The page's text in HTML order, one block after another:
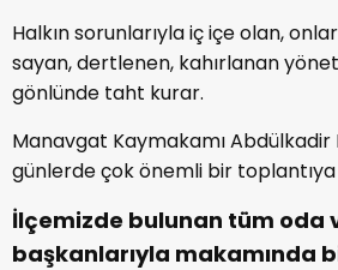
Halkın sorunlarıyla iç içe olan,
sayan, dertlenen, kahırlanan
gönlünde taht kurar.
Manavgat Kaymakamı
günlerde çok önemli bir toplantıya
İlçemizde bulunan tüm oda
başkanlarıyla makamında